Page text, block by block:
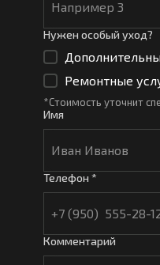
Нужен особый уход?
*Стоимость уточнит
Ремонтные
Имя
Телефон *
Комментарий